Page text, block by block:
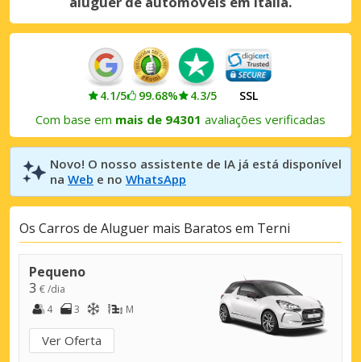
4.1/5 99.68% 4.3/5 SSL
Com base em mais de 94301 avaliações verificadas
Novo! O nosso assistente de IA já está disponível
na Web e no WhatsApp
Os Carros de Aluguer mais Baratos em Terni
Pequeno
3 € /dia
4
3 M
Ver Oferta